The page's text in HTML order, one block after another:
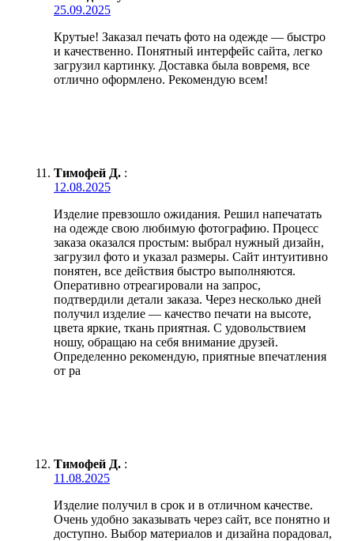
25.09.2025
Крутые! Заказал печать фото на одежде — быстро
и качественно. Понятный интерфейс сайта, легко
загрузил картинку. Доставка была вовремя, все
отлично оформлено. Рекомендую всем!
Тимофей Д. :
12.08.2025
Изделие превзошло ожидания. Решил напечатать
на одежде свою любимую фотографию. Процесс
заказа оказался простым: выбрал нужный дизайн,
загрузил фото и указал размеры. Сайт интуитивно
понятен, все действия быстро выполняются.
Оперативно отреагировали на запрос,
подтвердили детали заказа. Через несколько дней
получил изделие — качество печати на высоте,
цвета яркие, ткань приятная. С удовольствием
ношу, обращаю на себя внимание друзей.
Определенно рекомендую, приятные впечатления
от ра
Тимофей Д. :
11.08.2025
Изделие получил в срок и в отличном качестве.
Очень удобно заказывать через сайт, все понятно и
доступно. Выбор материалов и дизайна порадовал,